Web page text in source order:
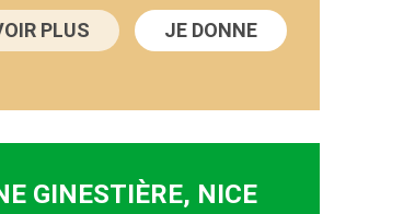
PLUS JE DONNE
GINESTIÈRE, NICE